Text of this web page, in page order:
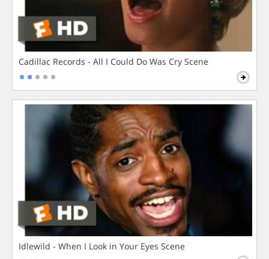
Cadillac Records - All I Could Do Was Cry Scene
Idlewild - When I Look in Your Eyes Scene